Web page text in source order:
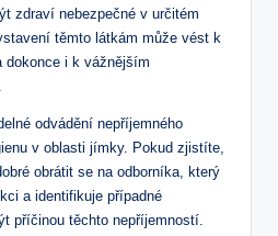
zdraví nebezpečné v určitém
těmto látkám může vést k
dokonce i k vážnějším
odvádění nepříjemného
v oblasti jímky. Pokud zjistíte,
obrátit se na odborníka, který
a identifikuje případné
příčinou těchto nepříjemností.